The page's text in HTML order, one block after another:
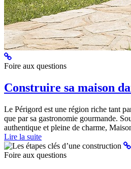
Foire aux questions
Construire sa maison
Le Périgord est une région riche tant
que par sa gastronomie gourmande.
authentique et pleine de charme,
Lire la suite
Foire aux questions